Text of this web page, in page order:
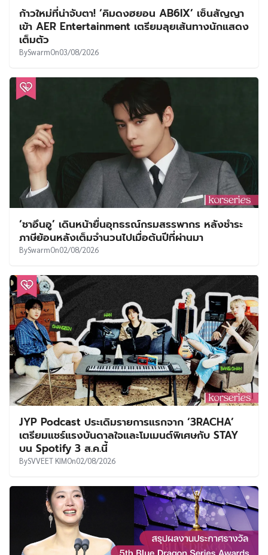
ก้าวใหม่ที่น่าจับตา! ‘คิมดงฮยอน AB6IX’ เซ็นสัญญา
เข้า AER Entertainment เตรียมลุยเส้นทางนักแสดง
เต็มตัว
BySwarmOn03/08/2026
‘ชาอึนอู’ เดินหน้ายื่นอุทธรณ์กรมสรรพากร หลังชำระ
ภาษีย้อนหลังเต็มจำนวนไปเมื่อต้นปีที่ผ่านมา
BySwarmOn02/08/2026
JYP Podcast ประเดิมรายการแรกจาก ‘3RACHA’
เตรียมแชร์แรงบันดาลใจและโมเมนต์พิเศษกับ STAY
บน Spotify 3 ส.ค.นี้
BySVVEET KIMOn02/08/2026